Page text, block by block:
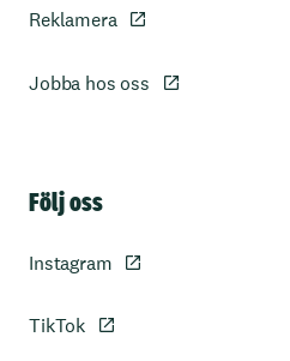
Reklamera
Jobba hos oss
Följ oss
Instagram
TikTok